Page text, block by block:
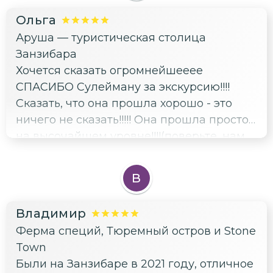
русском языке. Имеет лицензию (а
многие другие организаторы не имеют, и
это может вызвать проблемы) . Я всем его
теперь советую и оставляю номер
телефона. Желаю ему адекватных
туристов и процветания.
Ольга
Аруша — туристическая столица
Занзибара
Хочется сказать огромнейшееее
СПАСИБО Сулейману за экскурсию!!!!
Сказать, что она прошла хорошо - это
ничего не сказать!!!!! Она прошла просто
на высочайшем уровне!!!!(поверьте, нам
на высоте, русский язык просто👍, да и
вообще все выполнено на все 💯!!!!!
раз спасибо!!!!
В
Владимир
Ферма специй, Тюремный остров и Stone
Town
Были на Занзибаре в 2021 году, отличное